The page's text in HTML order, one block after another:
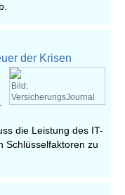
der Krisen
Bild:
VersicherungsJournal
die Leistung des IT-
Schlüsselfaktoren zu